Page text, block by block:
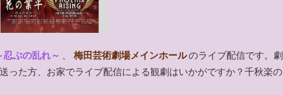
忍ぶの乱れ～ 、 梅田芸術劇場メインホールのライブ配信です。劇
った方、お家でライブ配信による観劇はいかがですか？千秋楽の